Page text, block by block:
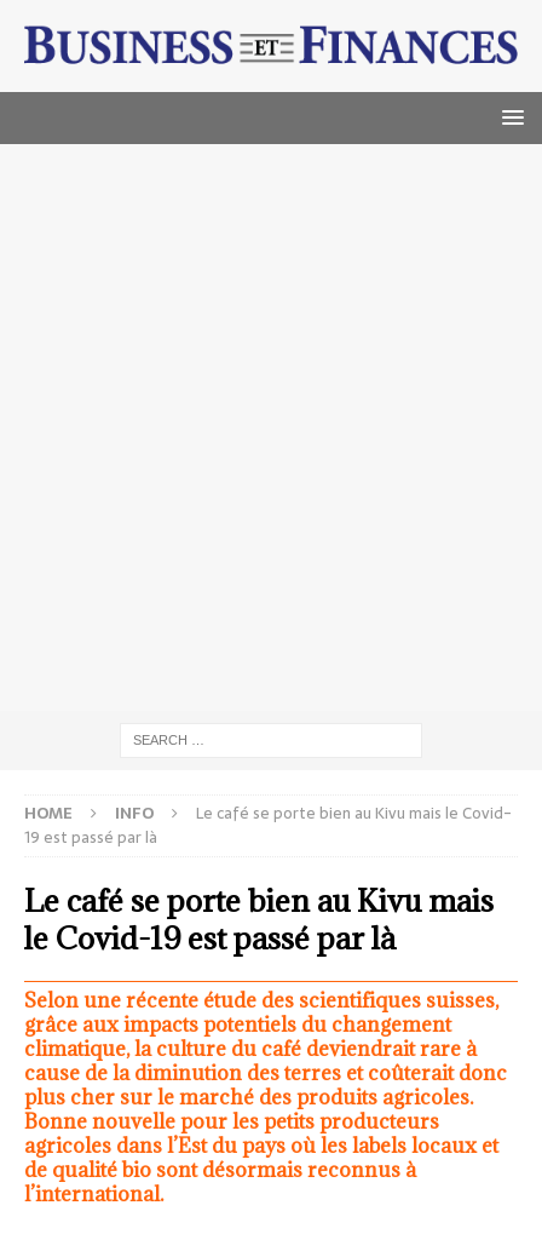
HOME INFO
Le café se porte bien au Kivu mais le Covid-
19 est passé par là
Le café se porte bien au Kivu mais
le Covid-19 est passé par là
Selon une récente étude des scientifiques suisses,
grâce aux impacts potentiels du changement
climatique, la culture du café deviendrait rare à
cause de la diminution des terres et coûterait donc
plus cher sur le marché des produits agricoles.
Bonne nouvelle pour les petits producteurs
agricoles dans l’Est du pays où les labels locaux et
de qualité bio sont désormais reconnus à
l’international.